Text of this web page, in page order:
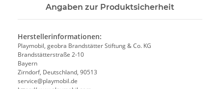
Angaben zur Produktsicherheit
Herstellerinformationen:
Playmobil, geobra Brandstätter Stiftung & Co. KG
Brandstätterstraße 2-10
Bayern
Zirndorf, Deutschland, 90513
service@playmobil.de